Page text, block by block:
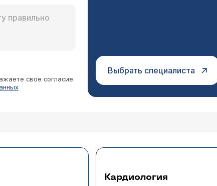
свое согласие
Выбрать специалиста
Кардиология